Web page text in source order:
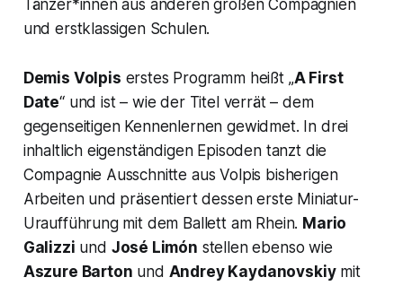
Tänzer*innen aus anderen großen Compagnien
und erstklassigen Schulen.
Demis Volpis erstes Programm heißt „A First
Date“ und ist – wie der Titel verrät – dem
gegenseitigen Kennenlernen gewidmet. In drei
inhaltlich eigenständigen Episoden tanzt die
Compagnie Ausschnitte aus Volpis bisherigen
Arbeiten und präsentiert dessen erste Miniatur-
Uraufführung mit dem Ballett am Rhein. Mario
Galizzi und José Limón stellen ebenso wie
Aszure Barton und Andrey Kaydanovskiymit